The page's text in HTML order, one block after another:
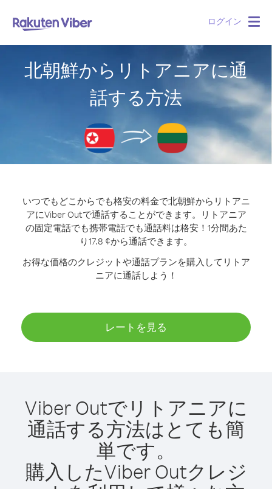
ログイン
北朝鮮からリトアニアに通
話する方法
いつでもどこからでも格安の料金で北朝鮮からリトアニ
アにViber Outで通話することができます。
リトアニア
の固定電話でも携帯電話でも通話料は格安！1分間あた
り17.8 ¢から通話できます。
お得な価格のクレジットや通話プランを購入してリトア
ニアに通話しよう！
レートを見る
Viber Outでリトアニアに
通話する方法はとても簡
単です。
購入したViber Outクレジ